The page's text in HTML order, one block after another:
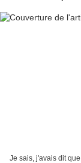
Je sais, j'avais dit